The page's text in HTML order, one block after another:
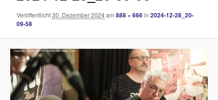
Veröffentlicht30. Dezember 2024am888 × 666in2024-12-28_20-
09-58